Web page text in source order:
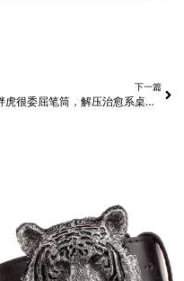
下一篇
小胖虎很委屈笔筒，解压治愈系桌面摆件